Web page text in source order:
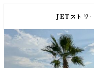
JETストリ